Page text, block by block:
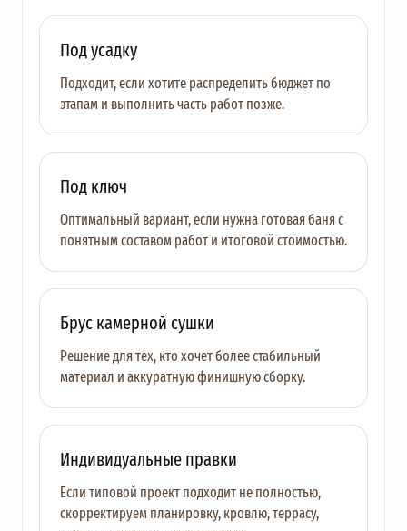
Под усадку
Подходит, если хотите распределить бюджет по
этапам и выполнить часть работ позже.
Под ключ
Оптимальный вариант, если нужна готовая баня с
понятным составом работ и итоговой стоимостью.
Брус камерной сушки
Решение для тех, кто хочет более стабильный
материал и аккуратную финишную сборку.
Индивидуальные правки
Если типовой проект подходит не полностью,
скорректируем планировку, кровлю, террасу,